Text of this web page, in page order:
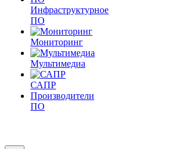
Инфраструктурное
ПО
Мониторинг
Мультимедиа
САПР
Производители
ПО